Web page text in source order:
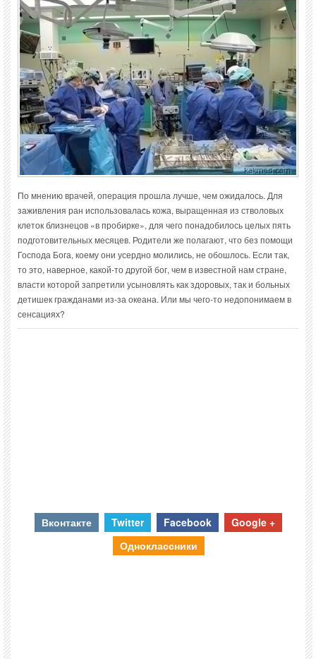
По мнению врачей, операция прошла лучше, чем ожидалось. Для
заживления ран использовалась кожа, выращенная из стволовых
клеток близнецов «в пробирке», для чего понадобилось целых пять
подготовительных месяцев. Родители же полагают, что без помощи
Господа Бога, коему они усердно молились, не обошлось. Если так,
то это, наверное, какой-то другой бог, чем в известной нам стране,
власти которой запретили усыновлять как здоровых, так и больных
детишек гражданами из-за океана. Или мы чего-то недопонимаем в
сенсациях?
Вконтакте Twitter Facebook
Google +
Одноклассники